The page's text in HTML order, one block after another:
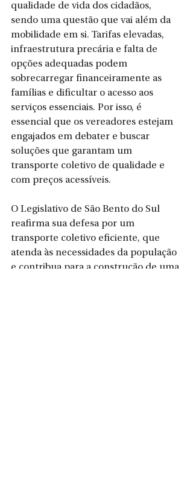
qualidade de vida dos cidadãos,
sendo uma questão que vai além da
mobilidade em si. Tarifas elevadas,
infraestrutura precária e falta de
opções adequadas podem
sobrecarregar financeiramente as
famílias e dificultar o acesso aos
serviços essenciais. Por isso, é
essencial que os vereadores estejam
engajados em debater e buscar
soluções que garantam um
transporte coletivo de qualidade e
com preços acessíveis.
O Legislativo de São Bento do Sul
reafirma sua defesa por um
transporte coletivo eficiente, que
atenda às necessidades da população
e contribua para a construção de uma